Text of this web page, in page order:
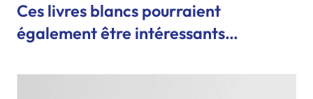
Ces livres blancs pourraient
également être intéressants…